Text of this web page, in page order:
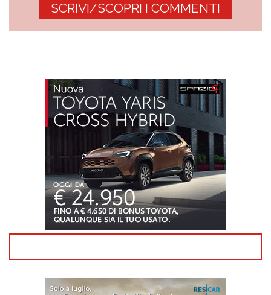
SCRIVI/SCOPRI I COMMENTI